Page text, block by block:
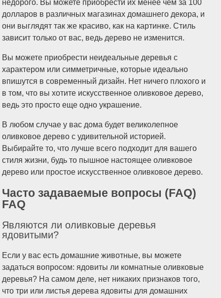
недорого. Вы можете приобрести их менее чем за 100
долларов в различных магазинах домашнего декора, и
они выглядят так же красиво, как на картинке. Стиль
зависит только от вас, ведь дерево не изменится.
Вы можете приобрести неидеальные деревья с
характером или симметричные, которые идеально
впишутся в современный дизайн. Нет ничего плохого и
в том, что вы хотите искусственное оливковое дерево,
ведь это просто еще одно украшение.
В любом случае у вас дома будет великолепное
оливковое дерево с удивительной историей.
Выбирайте то, что лучше всего подходит для вашего
стиля жизни, будь то пышное настоящее оливковое
дерево или простое искусственное оливковое дерево.
Часто задаваемые вопросы (FAQ)
FAQ
Являются ли оливковые деревья
ядовитыми?
Если у вас есть домашние животные, вы можете
задаться вопросом: ядовиты ли комнатные оливковые
деревья? На самом деле, нет никаких признаков того,
что три или листья дерева ядовиты для домашних